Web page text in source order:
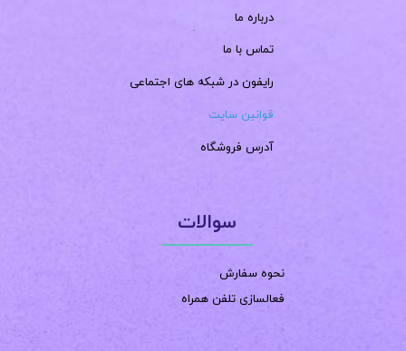
سوالات
نحوه سفارش
فعالسازی تلفن همراه
درباره ما
تماس با ما
رایفون در شبکه های اجتماعی
قوانین سایت
آدرس فروشگاه